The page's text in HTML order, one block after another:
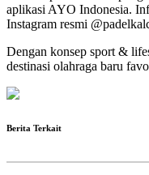
aplikasi AYO Indonesia.
Instagram resmi
Dengan konsep sport &
destinasi olahraga baru
Berita Terkait